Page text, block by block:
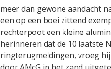
meer dan gewone aandacht
een op een boei zittend
rechterpoot een kleine
herinneren dat de 10 laatste
ringterugmeldingen, vroeg hij